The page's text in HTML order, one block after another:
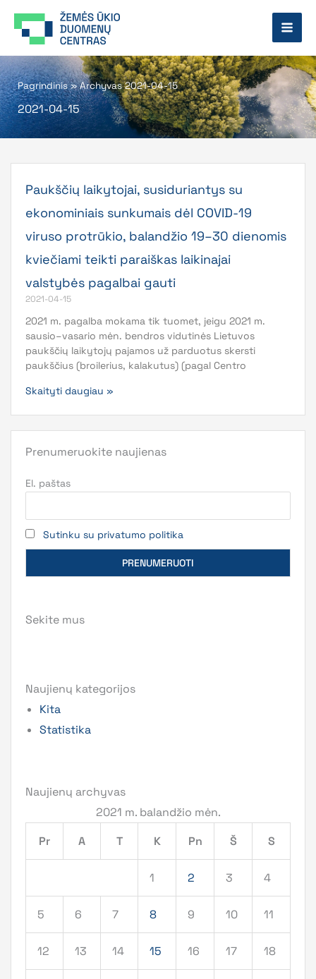
prie
Pagrindinis»Archyvas 2021-04-15
2021-04-15
Paukščių laikytojai, susiduriantys su
ekonominiais sunkumais dėl COVID-19
viruso protrūkio, balandžio 19–30 dienomis
kviečiami teikti paraiškas laikinajai
valstybės pagalbai gauti
2021-04-15
2021 m. pagalba mokama tik tuomet, jeigu 2021 m.
sausio–vasario mėn. bendros vidutinės Lietuvos
paukščių laikytojų pajamos už parduotus skersti
paukščius (broilerius, kalakutus) (pagal Centro
Skaityti daugiau »
Prenumeruokite naujienas
El. paštas
Sutinku su privatumo politika
Sekite mus
Naujienų kategorijos
Kita
Statistika
Naujienų archyvas
2021 m. balandžio mėn.
Pr
A T K Pn Š S
1 2 3 4
5 6 7 8 9 10 11
12 13 14 15 16 17 18